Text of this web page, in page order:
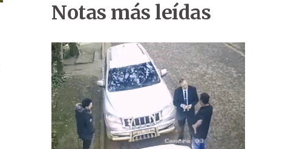
Notas más leídas